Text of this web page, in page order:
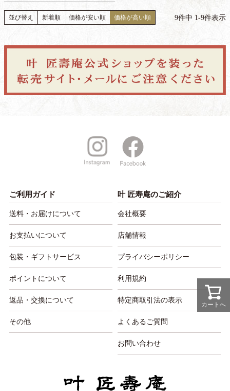
並び替え 新着順 価格が安い順 価格が高い順 9件中 1-9件表示
カートへ
ご利用ガイド
送料・お届けについて
お支払いについて
包装・ギフトサービス
ポイントについて
返品・交換について
その他
叶 匠寿庵のご紹介
会社概要
店舗情報
プライバシーポリシー
利用規約
特定商取引法の表示
よくあるご質問
お問い合わせ